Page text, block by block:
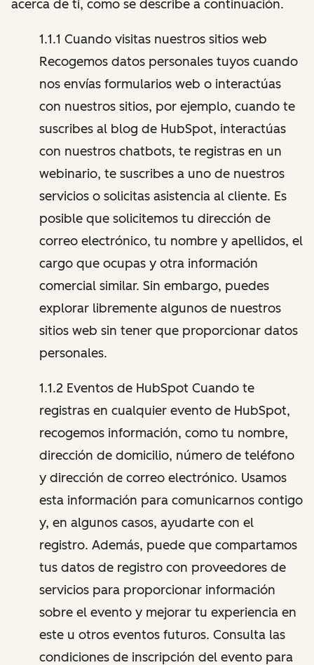
acerca de ti, como se describe a continuación.
1.1.1 Cuando visitas nuestros sitios web
Recogemos datos personales tuyos cuando
nos envías formularios web o interactúas
con nuestros sitios, por ejemplo, cuando te
suscribes al blog de HubSpot, interactúas
con nuestros chatbots, te registras en un
webinario, te suscribes a uno de nuestros
servicios o solicitas asistencia al cliente. Es
posible que solicitemos tu dirección de
correo electrónico, tu nombre y apellidos, el
cargo que ocupas y otra información
comercial similar. Sin embargo, puedes
explorar libremente algunos de nuestros
sitios web sin tener que proporcionar datos
personales.
1.1.2 Eventos de HubSpot Cuando te
registras en cualquier evento de HubSpot,
recogemos información, como tu nombre,
dirección de domicilio, número de teléfono
y dirección de correo electrónico. Usamos
esta información para comunicarnos contigo
y, en algunos casos, ayudarte con el
registro. Además, puede que compartamos
tus datos de registro con proveedores de
servicios para proporcionar información
sobre el evento y mejorar tu experiencia en
este u otros eventos futuros. Consulta las
condiciones de inscripción del evento para